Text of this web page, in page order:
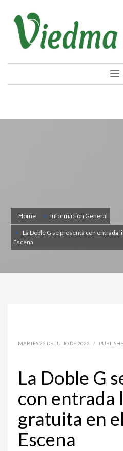
Home Información General
La Doble G se presenta con entrada
Escena
MARTES 26 DE JULIO DE 2022 /
La Doble G
con entrada
gratuita en
Escena